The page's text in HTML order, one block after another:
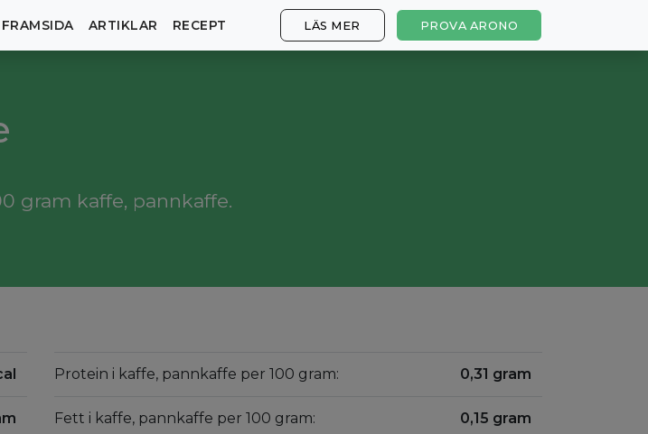
FRAMSIDA ARTIKLAR RECEPT LÄS MER PROVA ARONO
gram kaffe, pannkaffe.
Protein i kaffe, pannkaffe per 100 gram: 0,31 gram
Fett i kaffe, pannkaffe per 100 gram: 0,15 gram